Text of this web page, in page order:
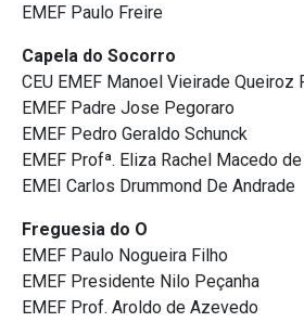
EMEF Paulo Freire
Capela do Socorro
CEU EMEF Manoel Vieirade Queiroz
EMEF Padre Jose Pegoraro
EMEF Pedro Geraldo Schunck
EMEF Profª. Eliza Rachel Macedo
EMEI Carlos Drummond De Andrade
Freguesia do O
EMEF Paulo Nogueira Filho
EMEF Presidente Nilo Peçanha
EMEF Prof. Aroldo de Azevedo